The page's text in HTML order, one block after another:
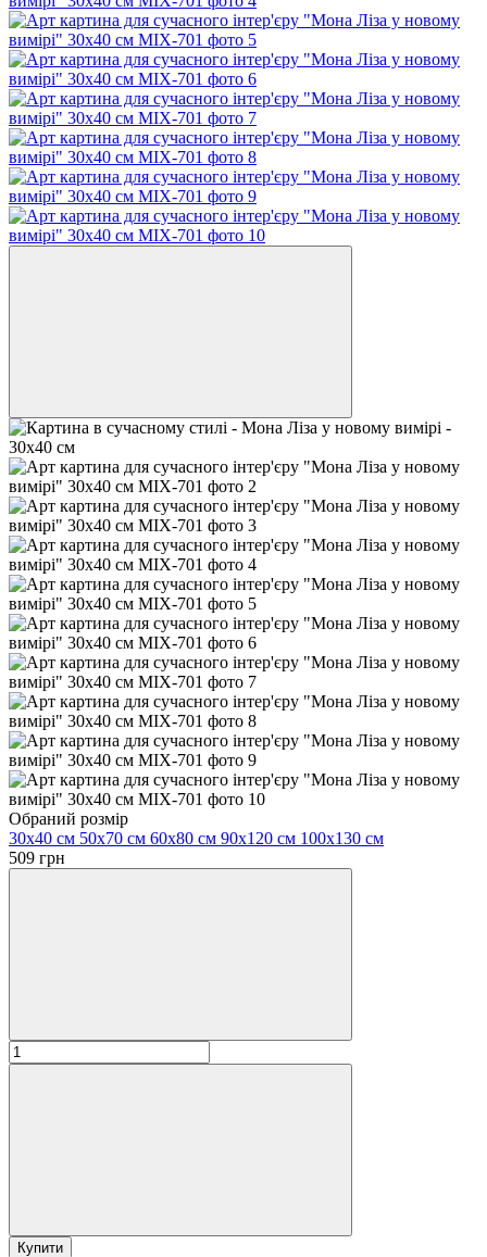
Обраний розмір
30х40 см 50х70 см 60х80 см 90х120 см 100х130 см
509 грн
Купити